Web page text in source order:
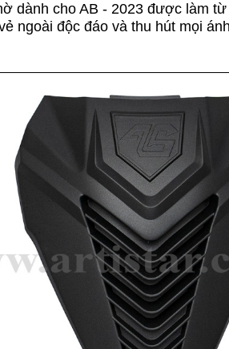
dành cho AB - 2023 được làm
ngoài độc đáo và thu hút mọi